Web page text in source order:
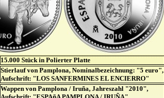
15.000 Stück in Polierter Platte
Stierlauf von Pamplona, Nominalbezeichnung: "5 euro",
Aufschrift: "LOS SANFERMINES EL ENCIERRO"
Wappen von Pamplona / Iruña, Jahreszahl "2010",